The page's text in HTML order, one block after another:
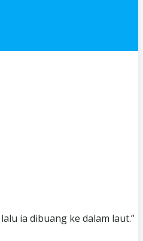
ia dibuang ke dalam laut.”